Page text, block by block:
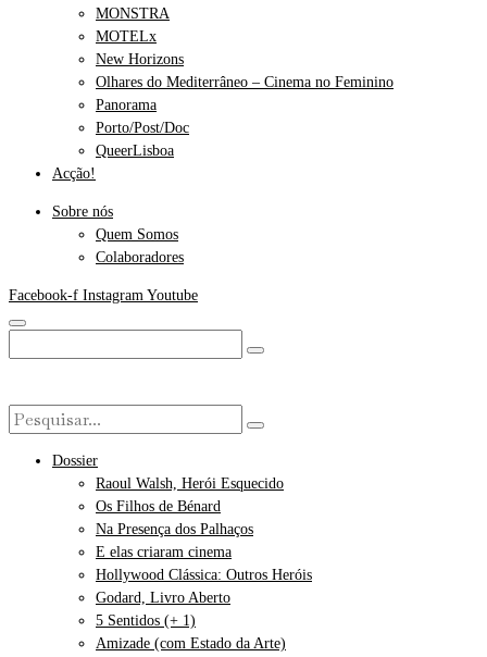
MONSTRA
MOTELx
New Horizons
Olhares do Mediterrâneo – Cinema no Feminino
Panorama
Porto/Post/Doc
QueerLisboa
Acção!
Sobre nós
Quem Somos
Colaboradores
Facebook-f Instagram Youtube
Dossier
Raoul Walsh, Herói Esquecido
Os Filhos de Bénard
Na Presença dos Palhaços
E elas criaram cinema
Hollywood Clássica: Outros Heróis
Godard, Livro Aberto
5 Sentidos (+ 1)
Amizade (com Estado da Arte)